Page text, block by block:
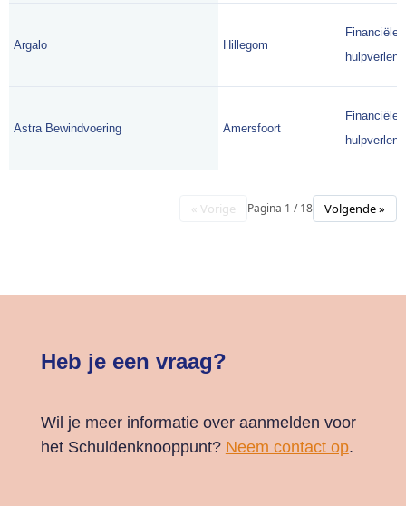
Argalo Hillegom
Financiële
Astra Bewindvoering Amersfoort
Financiële
« Vorige Pagina 1 / 18 Volgende »
Heb je een vraag?
Wil je meer informatie over aanmelden voor
het Schuldenknooppunt? Neem contact op.